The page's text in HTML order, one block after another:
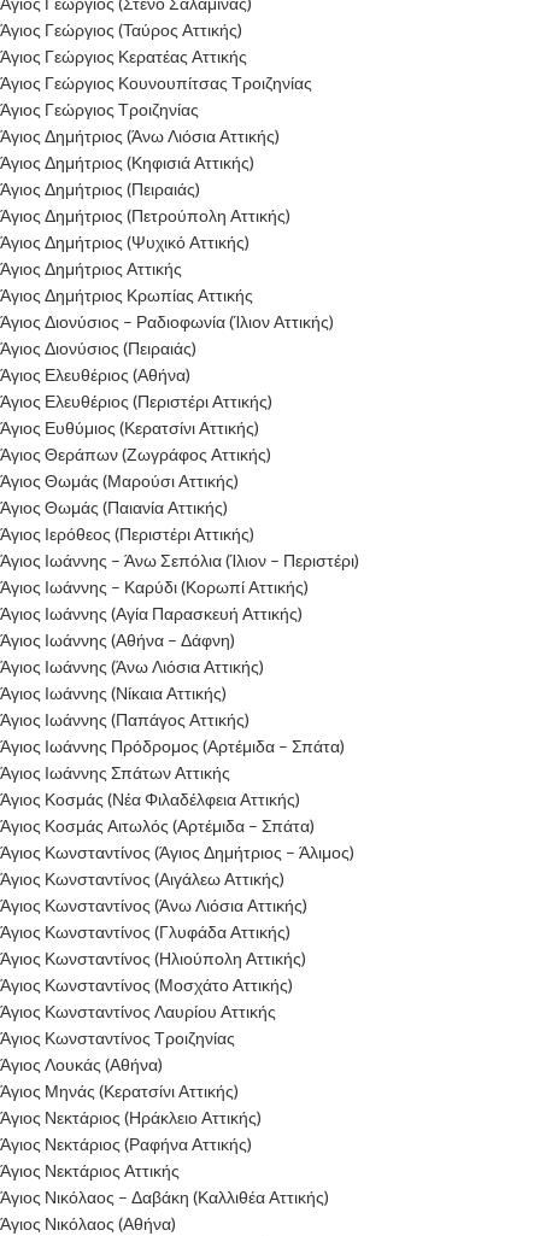
Άγιος Γεώργιος (Ταύρος Αττικής)
Άγιος Γεώργιος Κερατέας Αττικής
Άγιος Γεώργιος Κουνουπίτσας Τροιζηνίας
Άγιος Γεώργιος Τροιζηνίας
Άγιος Δημήτριος (Άνω Λιόσια Αττικής)
Άγιος Δημήτριος (Κηφισιά Αττικής)
Άγιος Δημήτριος (Πειραιάς)
Άγιος Δημήτριος (Πετρούπολη Αττικής)
Άγιος Δημήτριος (Ψυχικό Αττικής)
Άγιος Δημήτριος Αττικής
Άγιος Δημήτριος Κρωπίας Αττικής
Άγιος Διονύσιος – Ραδιοφωνία (Ίλιον Αττικής)
Άγιος Διονύσιος (Πειραιάς)
Άγιος Ελευθέριος (Αθήνα)
Άγιος Ελευθέριος (Περιστέρι Αττικής)
Άγιος Ευθύμιος (Κερατσίνι Αττικής)
Άγιος Θεράπων (Ζωγράφος Αττικής)
Άγιος Θωμάς (Μαρούσι Αττικής)
Άγιος Θωμάς (Παιανία Αττικής)
Άγιος Ιερόθεος (Περιστέρι Αττικής)
Άγιος Ιωάννης – Άνω Σεπόλια (Ίλιον – Περιστέρι)
Άγιος Ιωάννης – Καρύδι (Κορωπί Αττικής)
Άγιος Ιωάννης (Αγία Παρασκευή Αττικής)
Άγιος Ιωάννης (Αθήνα – Δάφνη)
Άγιος Ιωάννης (Άνω Λιόσια Αττικής)
Άγιος Ιωάννης (Νίκαια Αττικής)
Άγιος Ιωάννης (Παπάγος Αττικής)
Άγιος Ιωάννης Πρόδρομος (Αρτέμιδα – Σπάτα)
Άγιος Ιωάννης Σπάτων Αττικής
Άγιος Κοσμάς (Νέα Φιλαδέλφεια Αττικής)
Άγιος Κοσμάς Αιτωλός (Αρτέμιδα – Σπάτα)
Άγιος Κωνσταντίνος (Άγιος Δημήτριος – Άλιμος)
Άγιος Κωνσταντίνος (Αιγάλεω Αττικής)
Άγιος Κωνσταντίνος (Άνω Λιόσια Αττικής)
Άγιος Κωνσταντίνος (Γλυφάδα Αττικής)
Άγιος Κωνσταντίνος (Ηλιούπολη Αττικής)
Άγιος Κωνσταντίνος (Μοσχάτο Αττικής)
Άγιος Κωνσταντίνος Λαυρίου Αττικής
Άγιος Κωνσταντίνος Τροιζηνίας
Άγιος Λουκάς (Αθήνα)
Άγιος Μηνάς (Κερατσίνι Αττικής)
Άγιος Νεκτάριος (Ηράκλειο Αττικής)
Άγιος Νεκτάριος (Ραφήνα Αττικής)
Άγιος Νεκτάριος Αττικής
Άγιος Νικόλαος – Δαβάκη (Καλλιθέα Αττικής)
Άγιος Νικόλαος (Αθήνα)